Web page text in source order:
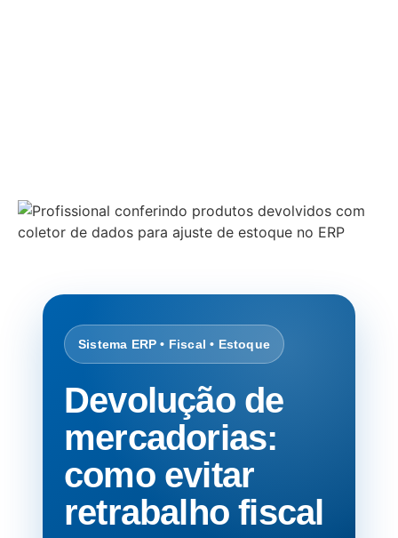
Sistema ERP • Fiscal • Estoque
Devolução de
mercadorias:
como evitar
retrabalho fiscal